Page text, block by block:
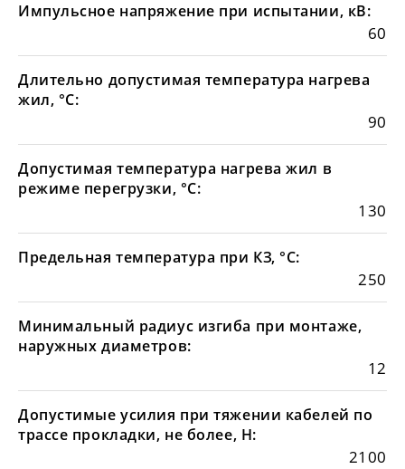
Импульсное напряжение при испытании, кВ:
60
Длительно допустимая температура нагрева
жил, °С:
90
Допустимая температура нагрева жил в
режиме перегрузки, °С:
130
Предельная температура при КЗ, °С:
250
Минимальный радиус изгиба при монтаже,
наружных диаметров:
12
Допустимые усилия при тяжении кабелей по
трассе прокладки, не более, Н:
2100